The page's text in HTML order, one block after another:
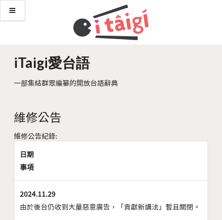
iTaigi愛台語
一部集結群眾編纂的開放台語辭典
維修公告
維修公告紀錄:
日期
事項
2024.11.29
由於後台仍收到大量惡意廣告，「貢獻新講法」暫且關閉。